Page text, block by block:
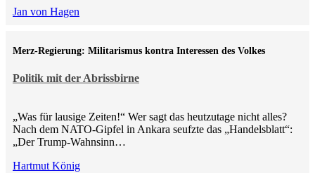
Jan von Hagen
Politik mit der Abrissbirne
Merz-Regierung: Militarismus kontra Inte­ressen des Volkes
„Was für lausige Zeiten!“ Wer sagt das heutzutage nicht alles?
Nach dem NATO-Gipfel in Ankara seufzte das „Handelsblatt“:
„Der Trump-Wahnsinn…
Hartmut König